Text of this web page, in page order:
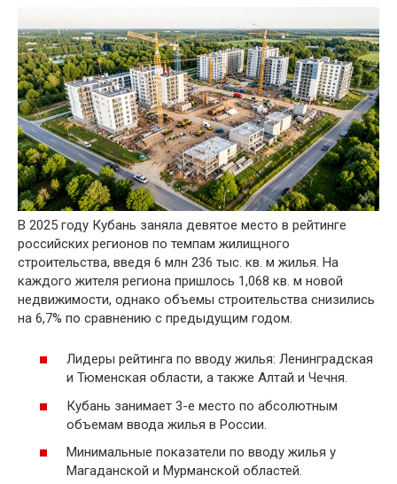
В 2025 году Кубань заняла девятое место в рейтинге
российских регионов по темпам жилищного
строительства, введя 6 млн 236 тыс. кв. м жилья. На
каждого жителя региона пришлось 1,068 кв. м новой
недвижимости, однако объемы строительства снизились
на 6,7% по сравнению с предыдущим годом.
Лидеры рейтинга по вводу жилья: Ленинградская
и Тюменская области, а также Алтай и Чечня.
Кубань занимает 3-е место по абсолютным
объемам ввода жилья в России.
Минимальные показатели по вводу жилья у
Магаданской и Мурманской областей.